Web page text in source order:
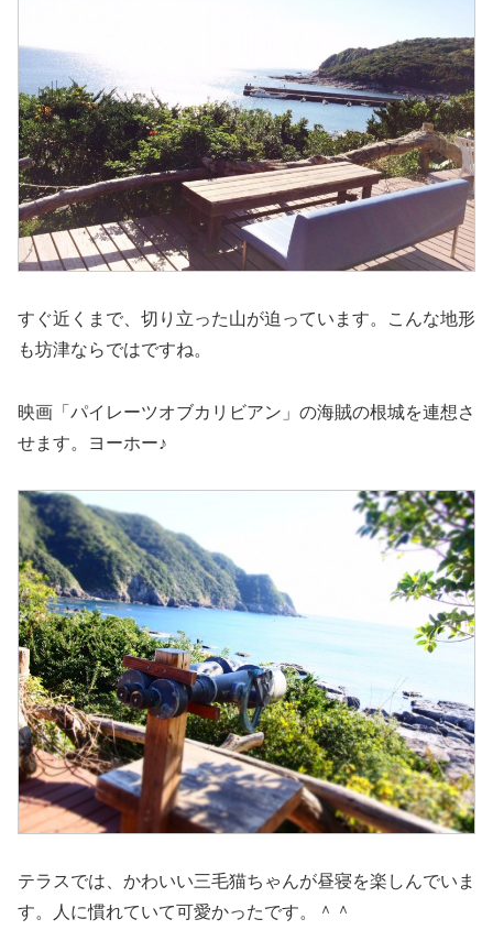
すぐ近くまで、切り立った山が迫っています。こんな地形
も坊津ならではですね。
映画「パイレーツオブカリビアン」の海賊の根城を連想さ
せます。ヨーホー♪
テラスでは、かわいい三毛猫ちゃんが昼寝を楽しんでいま
す。人に慣れていて可愛かったです。＾＾